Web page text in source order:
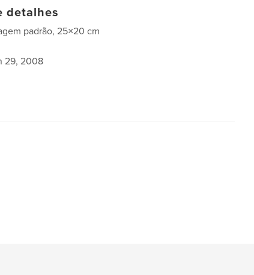
detalhes
padrão, 25×20 cm
29, 2008